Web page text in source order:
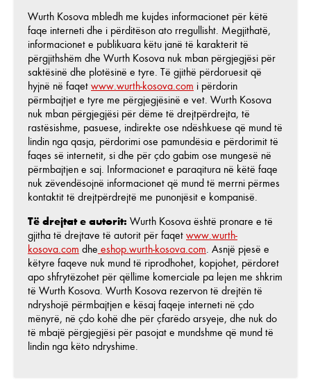
Wurth Kosova mbledh me kujdes informacionet për këtë
faqe interneti dhe i përditëson ato rregullisht. Megjithatë,
informacionet e publikuara këtu janë të karakterit të
përgjithshëm dhe Wurth Kosova nuk mban përgjegjësi për
saktësinë dhe plotësinë e tyre. Të gjithë përdoruesit që
hyjnë në faqet www.wurth-kosova.com i përdorin
përmbajtjet e tyre me përgjegjësinë e vet. Wurth Kosova
nuk mban përgjegjësi për dëme të drejtpërdrejta, të
rastësishme, pasuese, indirekte ose ndëshkuese që mund të
lindin nga qasja, përdorimi ose pamundësia e përdorimit të
faqes së internetit, si dhe për çdo gabim ose mungesë në
përmbajtjen e saj. Informacionet e paraqitura në këtë faqe
nuk zëvendësojnë informacionet që mund të merrni përmes
kontaktit të drejtpërdrejtë me punonjësit e kompanisë.
Të drejtat e autorit: Wurth Kosova është pronare e të
gjitha të drejtave të autorit për faqet www.wurth-
kosova.com dhe eshop.wurth-kosova.com. Asnjë pjesë e
këtyre faqeve nuk mund të riprodhohet, kopjohet, përdoret
apo shfrytëzohet për qëllime komerciale pa lejen me shkrim
të Wurth Kosova. Wurth Kosova rezervon të drejtën të
ndryshojë përmbajtjen e kësaj faqeje interneti në çdo
mënyrë, në çdo kohë dhe për çfarëdo arsyeje, dhe nuk do
të mbajë përgjegjësi për pasojat e mundshme që mund të
lindin nga këto ndryshime.